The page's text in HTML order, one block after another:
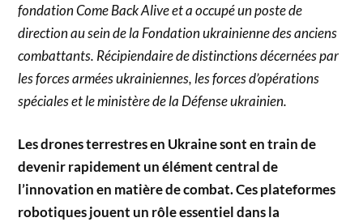
fondation Come Back Alive et a occupé un poste de
direction au sein de la Fondation ukrainienne des anciens
combattants. Récipiendaire de distinctions décernées par
les forces armées ukrainiennes, les forces d’opérations
spéciales et le ministère de la Défense ukrainien.
Les drones terrestres en Ukraine sont en train de
devenir rapidement un élément central de
l’innovation en matière de combat. Ces plateformes
robotiques jouent un rôle essentiel dans la